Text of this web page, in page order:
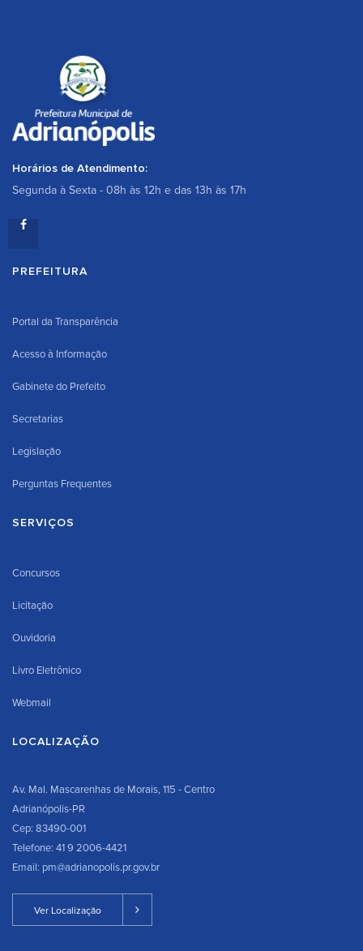
Horários de Atendimento:
Segunda à Sexta - 08h às 12h e das 13h às 17h
PREFEITURA
Portal da Transparência
Acesso à Informação
Gabinete do Prefeito
Secretarias
Legislação
Perguntas Frequentes
SERVIÇOS
Concursos
Licitação
Ouvidoria
Livro Eletrônico
Webmail
LOCALIZAÇÃO
Av. Mal. Mascarenhas de Morais, 115 - Centro
Adrianópolis-PR
Cep: 83490-001
Telefone: 41 9 2006-4421
Email: pm@adrianopolis.pr.gov.br
Ver Localização